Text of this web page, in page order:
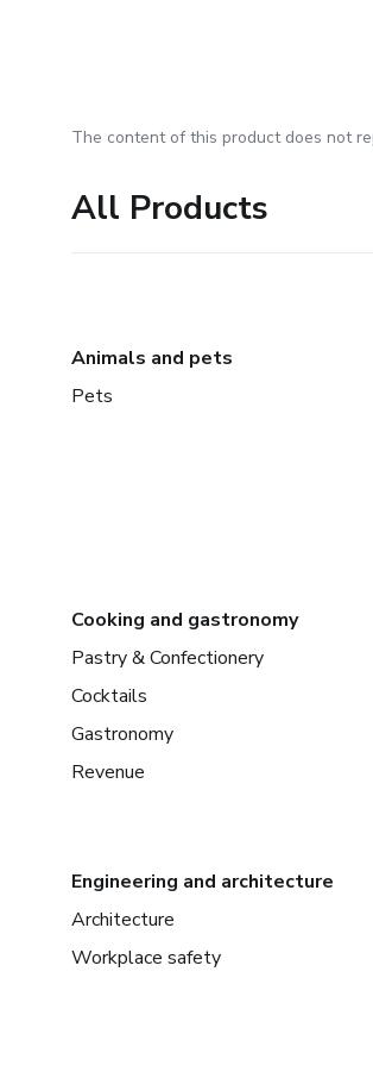
The content of this product does not
All Products
Animals and pets
Pets
Cooking and gastronomy
Pastry & Confectionery
Cocktails
Gastronomy
Revenue
Engineering and architecture
Architecture
Workplace safety